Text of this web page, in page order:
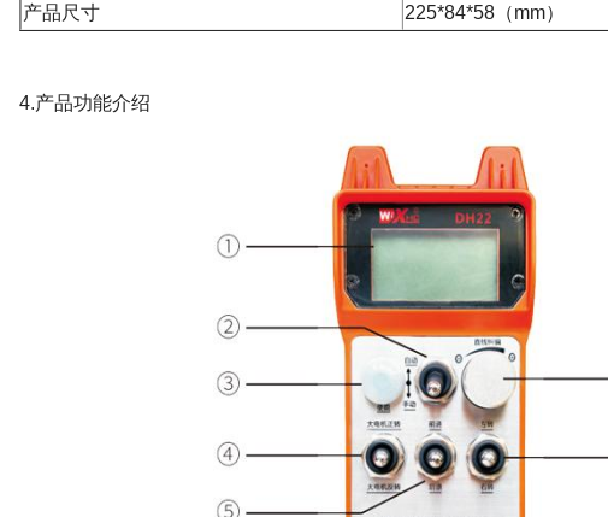
产品尺寸
225*84*58（mm）
4.产品功能介绍